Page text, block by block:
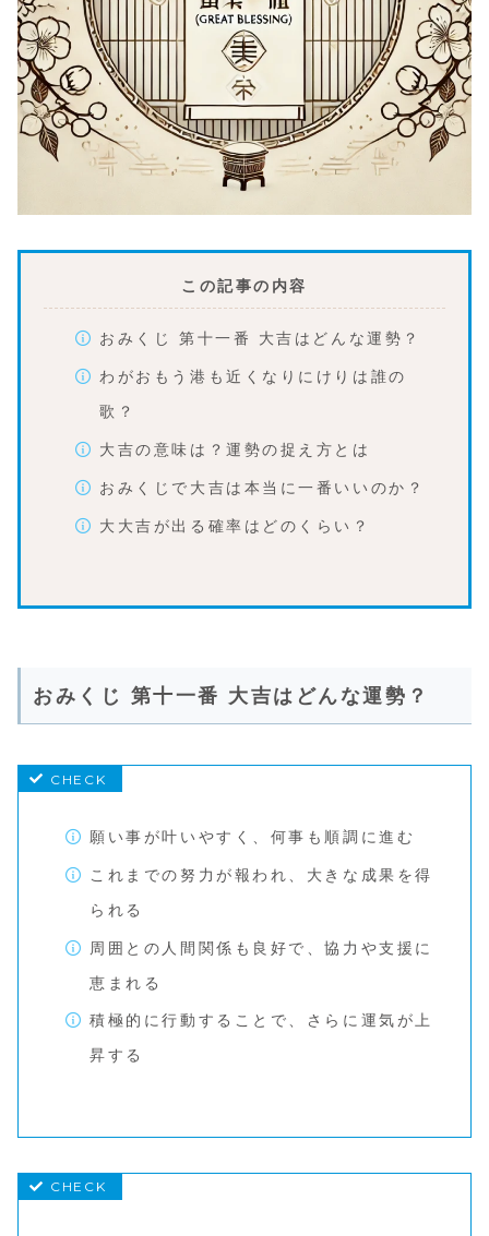
この記事の内容
おみくじ 第十一番 大吉はどんな運勢？
わがおもう港も近くなりにけりは誰の
歌？
大吉の意味は？運勢の捉え方とは
おみくじで大吉は本当に一番いいのか？
大大吉が出る確率はどのくらい？
おみくじ 第十一番 大吉はどんな運勢？
願い事が叶いやすく、何事も順調に進む
これまでの努力が報われ、大きな成果を得
られる
周囲との人間関係も良好で、協力や支援に
恵まれる
積極的に行動することで、さらに運気が上
昇する